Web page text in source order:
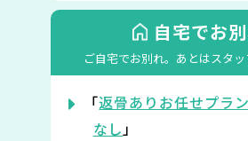
自宅でお
ご自宅でお別れ。 あとはスタッ
「返骨ありお任せプラ
なし」